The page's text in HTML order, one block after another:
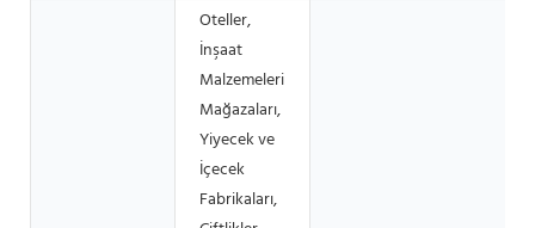
Oteller,
İnşaat
Malzemeleri
Mağazaları,
Yiyecek ve
İçecek
Fabrikaları,